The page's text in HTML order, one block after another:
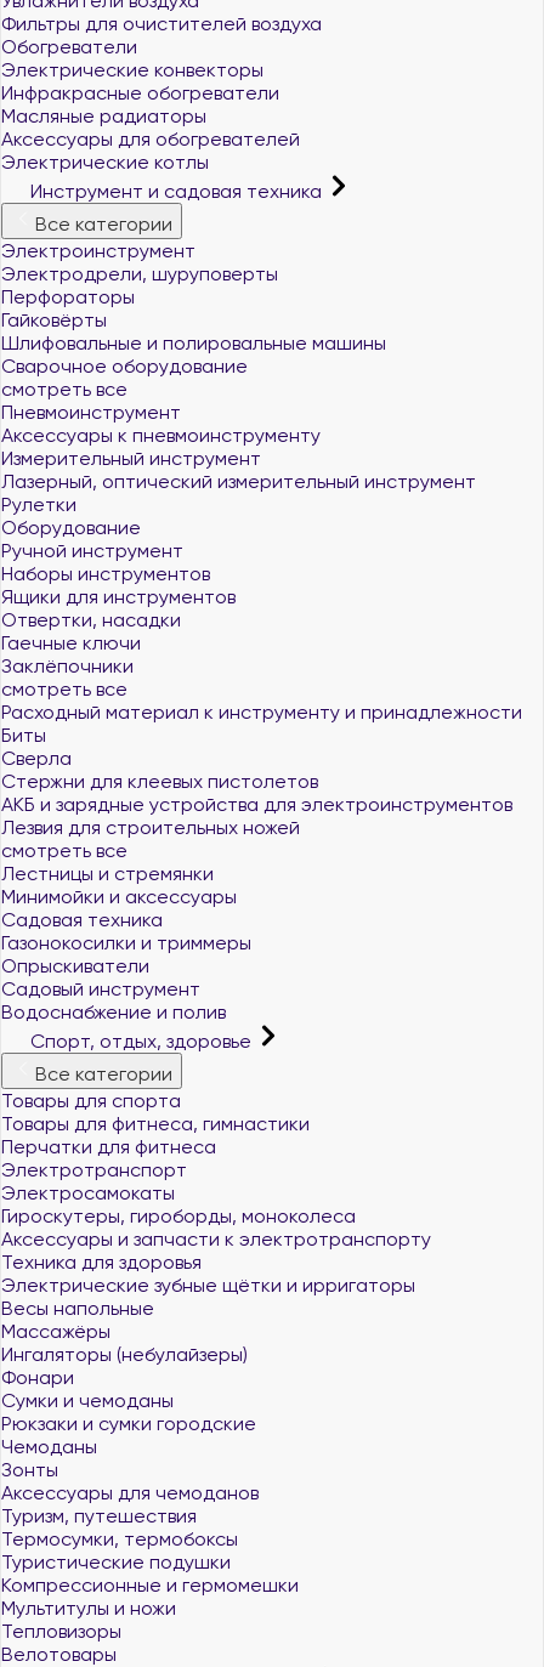
Фильтры для очистителей воздуха
Обогреватели
Электрические конвекторы
Инфракрасные обогреватели
Масляные радиаторы
Аксессуары для обогревателей
Электрические котлы
Инструмент и садовая техника
Все категории
Электроинструмент
Электродрели, шуруповерты
Перфораторы
Гайковёрты
Шлифовальные и полировальные машины
Сварочное оборудование
смотреть все
Пневмоинструмент
Аксессуары к пневмоинструменту
Измерительный инструмент
Лазерный, оптический измерительный инструмент
Рулетки
Оборудование
Ручной инструмент
Наборы инструментов
Ящики для инструментов
Отвертки, насадки
Гаечные ключи
Заклёпочники
смотреть все
Расходный материал к инструменту и принадлежности
Биты
Сверла
Стержни для клеевых пистолетов
АКБ и зарядные устройства для электроинструментов
Лезвия для строительных ножей
смотреть все
Лестницы и стремянки
Минимойки и аксессуары
Садовая техника
Газонокосилки и триммеры
Опрыскиватели
Садовый инструмент
Водоснабжение и полив
Спорт, отдых, здоровье
Все категории
Товары для спорта
Товары для фитнеса, гимнастики
Перчатки для фитнеса
Электротранспорт
Электросамокаты
Гироскутеры, гироборды, моноколеса
Аксессуары и запчасти к электротранспорту
Техника для здоровья
Электрические зубные щётки и ирригаторы
Весы напольные
Массажёры
Ингаляторы (небулайзеры)
Фонари
Сумки и чемоданы
Рюкзаки и сумки городские
Чемоданы
Зонты
Аксессуары для чемоданов
Туризм, путешествия
Термосумки, термобоксы
Туристические подушки
Компрессионные и гермомешки
Мультитулы и ножи
Тепловизоры
Велотовары